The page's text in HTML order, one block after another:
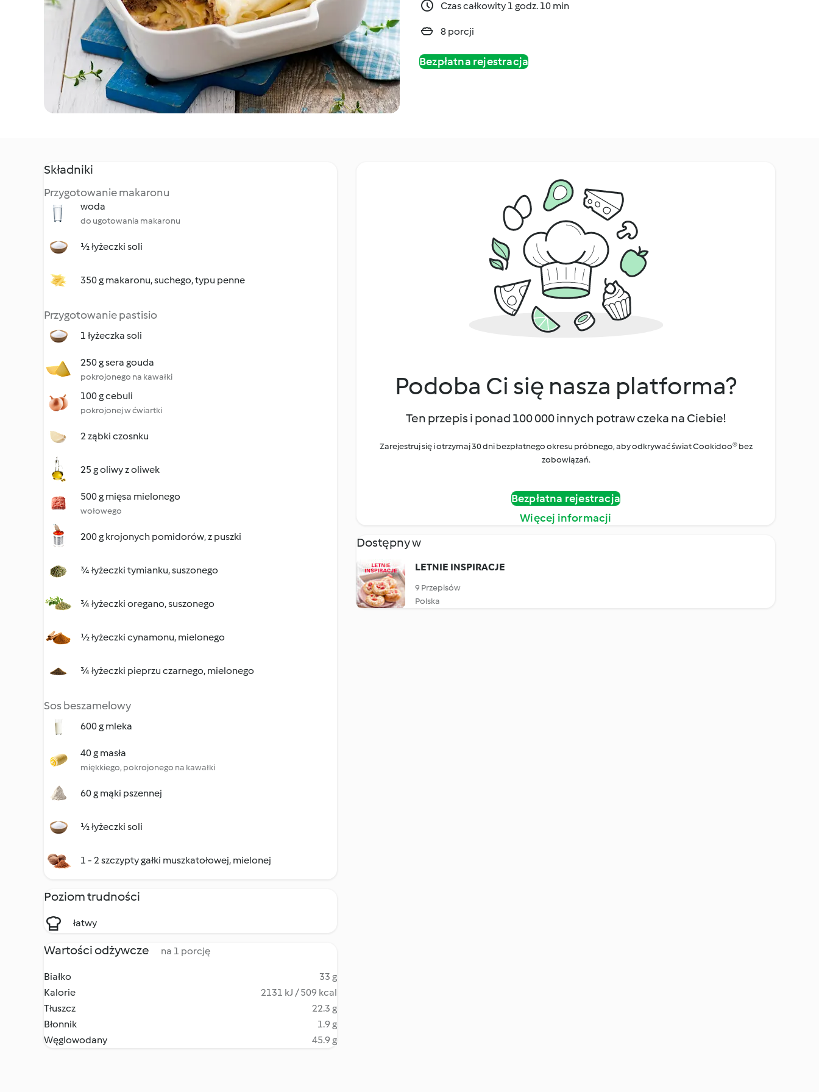
Czas całkowity 1 godz. 10 min
8 porcji
Bezpłatna rejestracja
Składniki
Przygotowanie makaronu
woda
do ugotowania makaronu
½ łyżeczki soli
350 g makaronu, suchego, typu penne
Przygotowanie pastisio
1 łyżeczka soli
250 g sera gouda
pokrojonego na kawałki
100 g cebuli
pokrojonej w ćwiartki
2 ząbki czosnku
25 g oliwy z oliwek
500 g mięsa mielonego
wołowego
200 g krojonych pomidorów, z puszki
¾ łyżeczki tymianku, suszonego
¾ łyżeczki oregano, suszonego
½ łyżeczki cynamonu, mielonego
¾ łyżeczki pieprzu czarnego, mielonego
Sos beszamelowy
600 g mleka
40 g masła
miękkiego, pokrojonego na kawałki
60 g mąki pszennej
½ łyżeczki soli
1 - 2 szczypty gałki muszkatołowej, mielonej
Poziom trudności
łatwy
Wartości odżywcze na 1 porcję
Białko
33 g
Kalorie
2131 kJ / 509 kcal
Tłuszcz
22.3 g
Błonnik
1.9 g
Węglowodany
45.9 g
Podoba Ci się nasza platforma?
Ten przepis i ponad 100 000 innych potraw czeka na Ciebie!
Zarejestruj się i otrzymaj 30 dni bezpłatnego okresu próbnego, aby odkrywać świat Cookidoo® bez
zobowiązań.
Bezpłatna rejestracja
Więcej informacji
Dostępny w
LETNIE INSPIRACJE
9 Przepisów
Polska